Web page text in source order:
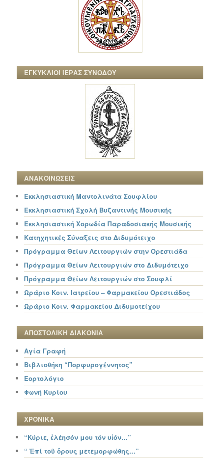
ΕΓΚΥΚΛΙΟΙ ΙΕΡΑΣ ΣΥΝΟΔΟΥ
ΑΝΑΚΟΙΝΩΣΕΙΣ
Εκκλησιαστική Μαντολινάτα Σουφλίου
Εκκλησιαστική Σχολή Βυζαντινής Μουσικής
Εκκλησιαστική Χορωδία Παραδοσιακής Μουσικής
Κατηχητικές Σύναξεις στο Διδυμότειχο
Πρόγραμμα Θείων Λειτουργιών στην Ορεστιάδα
Πρόγραμμα Θείων Λειτουργιών στο Διδυμότειχο
Πρόγραμμα Θείων Λειτουργιών στο Σουφλί
Ωράριο Κοιν. Ιατρείου – Φαρμακείου Ορεστιάδος
Ωράριο Κοιν. Φαρμακείου Διδυμοτείχου
ΑΠΟΣΤΟΛΙΚΗ ΔΙΑΚΟΝΙΑ
Αγία Γραφή
Βιβλιοθήκη “Πορφυρογέννητος”
Εορτολόγιο
Φωνή Κυρίου
ΧΡΟΝΙΚΑ
“Κύριε, ἐλέησόν μου τόν υἱόν…”
“ Ἐπί τοῦ ὄρους μετεμορφώθης…”